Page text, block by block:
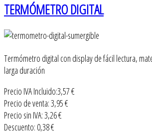
TERMÓMETRO DIGITAL
Termómetro digital con display de fácil lectura,
larga duración
Precio IVA Incluido:3,57 €
Precio de venta:3,95 €
Precio sin IVA:3,26 €
Descuento: 0,38 €